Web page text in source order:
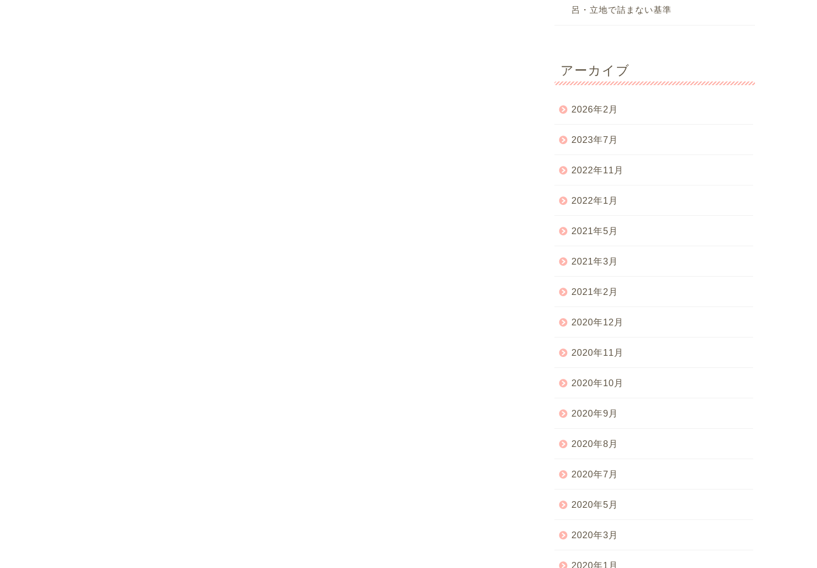
呂・立地で詰まない基準
アーカイブ
2026年2月
2023年7月
2022年11月
2022年1月
2021年5月
2021年3月
2021年2月
2020年12月
2020年11月
2020年10月
2020年9月
2020年8月
2020年7月
2020年5月
2020年3月
2020年1月